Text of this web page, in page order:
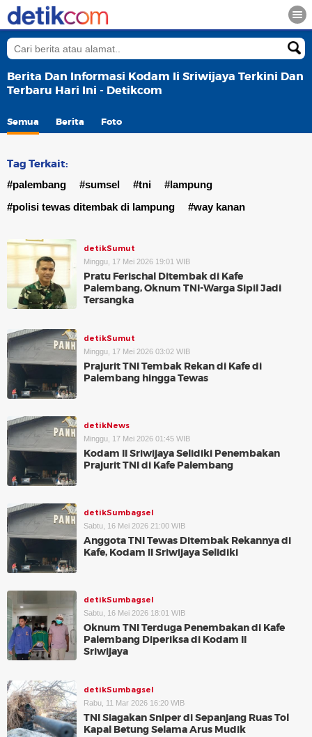
Berita Dan Informasi Kodam Ii Sriwijaya Terkini Dan
Terbaru Hari Ini - Detikcom
Semua Berita Foto
Tag Terkait:
#palembang #sumsel #tni
#lampung
#polisi tewas ditembak di lampung
#way kanan
detikSumut
Minggu, 17 Mei 2026 19:01 WIB
Pratu Ferischal Ditembak di Kafe
Palembang, Oknum TNI-Warga Sipil Jadi
Tersangka
detikSumut
Minggu, 17 Mei 2026 03:02 WIB
Prajurit TNI Tembak Rekan di Kafe di
Palembang hingga Tewas
detikNews
Minggu, 17 Mei 2026 01:45 WIB
Kodam II Sriwijaya Selidiki Penembakan
Prajurit TNI di Kafe Palembang
detikSumbagsel
Sabtu, 16 Mei 2026 21:00 WIB
Anggota TNI Tewas Ditembak Rekannya di
Kafe, Kodam II Sriwijaya Selidiki
detikSumbagsel
Sabtu, 16 Mei 2026 18:01 WIB
Oknum TNI Terduga Penembakan di Kafe
Palembang Diperiksa di Kodam II
Sriwijaya
detikSumbagsel
Rabu, 11 Mar 2026 16:20 WIB
TNI Siagakan Sniper di Sepanjang Ruas Tol
Kapal Betung Selama Arus Mudik